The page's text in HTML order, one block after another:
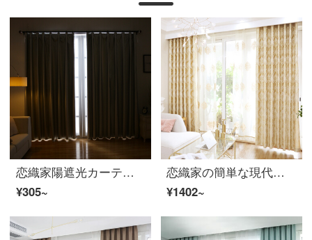
恋織家陽遮光カーテン布地サンバイザー断熱カーテン裏地階の窓の翻り窓寝室リビングルーム事務室現代カーテン遮光裏地の連結カーテン【四脚フック加工】厚い遮光両面銀カーテンの展平幅1.9 m*高さ2.4 m/一枚
¥305~
恋織家の簡単な現代簡単な西洋式の花を提げて大気のさわやかなカーテンの完成品は客間の寝室のカーテンを掛けて床につきます。窓のカーテンを揺らします。半遮光の簡易なヨーロッパのカーテンを開けてカーテンを注文します。ロマンチックな布4メートルの幅*2.7メートルの高さ。
¥1402~